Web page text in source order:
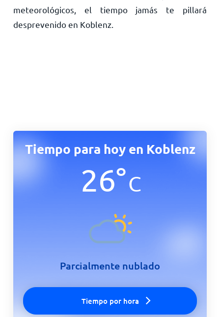
meteorológicos, el tiempo jamás te pillará
desprevenido en Koblenz.
Tiempo para hoy en Koblenz
26°C
Parcialmente nublado
Tiempo por hora